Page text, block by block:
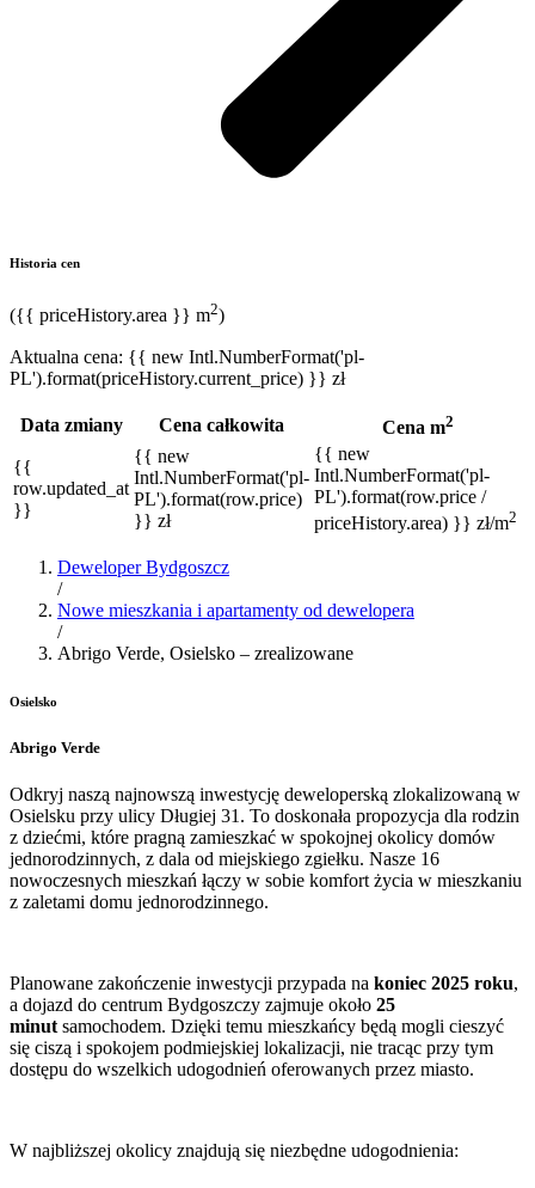
Historia cen
({{ priceHistory.area }} m2)
Aktualna cena: {{ new Intl.NumberFormat('pl-
PL').format(priceHistory.current_price) }} zł
Data zmiany Cena całkowita Cena m2
{{
row.updated_at
}}
{{ new
Intl.NumberFormat('pl-
PL').format(row.price)
}} zł
{{ new
Intl.NumberFormat('pl-
PL').format(row.price /
priceHistory.area) }} zł/m2
Deweloper Bydgoszcz
/
Nowe mieszkania i apartamenty od dewelopera
/
Abrigo Verde, Osielsko – zrealizowane
Osielsko
Abrigo Verde
Odkryj naszą najnowszą inwestycję deweloperską zlokalizowaną w
Osielsku przy ulicy Długiej 31. To doskonała propozycja dla rodzin
z dziećmi, które pragną zamieszkać w spokojnej okolicy domów
jednorodzinnych, z dala od miejskiego zgiełku. Nasze 16
nowoczesnych mieszkań łączy w sobie komfort życia w mieszkaniu
z zaletami domu jednorodzinnego.
Planowane zakończenie inwestycji przypada na koniec 2025 roku,
a dojazd do centrum Bydgoszczy zajmuje około 25
minut samochodem. Dzięki temu mieszkańcy będą mogli cieszyć
się ciszą i spokojem podmiejskiej lokalizacji, nie tracąc przy tym
dostępu do wszelkich udogodnień oferowanych przez miasto.
W najbliższej okolicy znajdują się niezbędne udogodnienia: